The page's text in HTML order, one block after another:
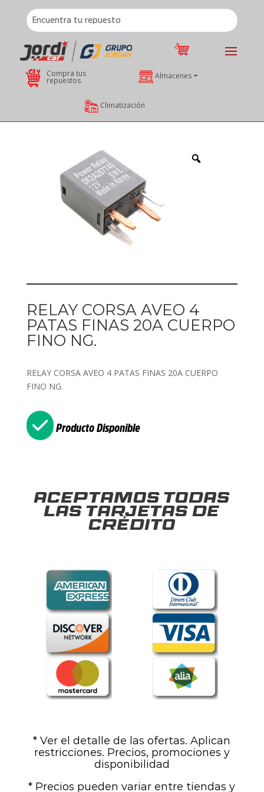
Compra tus
repuestos Almacenes
Climatización
RELAY CORSA AVEO 4
PATAS FINAS 20A CUERPO
FINO NG.
RELAY CORSA AVEO 4 PATAS FINAS 20A CUERPO
FINO NG.
Producto Disponible
Aceptamos todas
las tarjetas de
crédito
* Ver el detalle de las ofertas. Aplican
restricciones. Precios, promociones y
disponibilidad
* Precios pueden variar entre tiendas y